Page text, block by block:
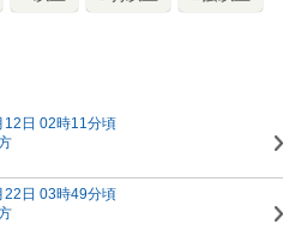
日 02時11分頃
日 03時49分頃